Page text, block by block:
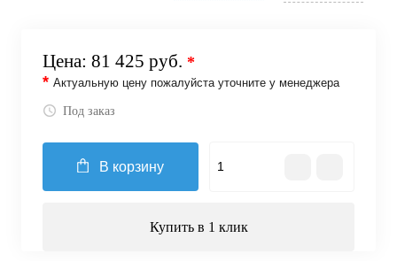
Цена: 81 425 руб. *
* Актуальную цену пожалуйста уточните у менеджера
Под заказ
В корзину
Купить в 1 клик